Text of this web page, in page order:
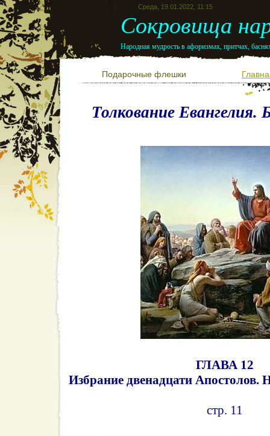
Среда, 19.01.2022, 11:15
Сокровища
Народная мудрость в афоризмах, притчах,
Подарочные флешки
Толкование Евангелия.
ГЛАВА 12
Избрание двенадцати Апостолов.
стр. 11